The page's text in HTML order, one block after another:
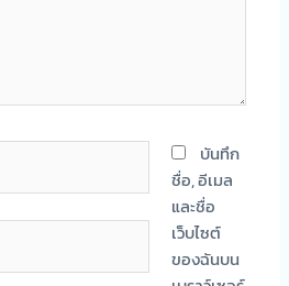
บันทึก
ชื่อ, อีเมล
และชื่อ
เว็บไซต์
ของฉันบน